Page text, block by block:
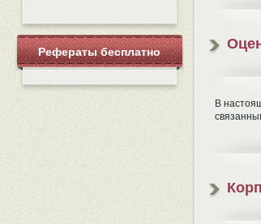
Рефераты бесплатно
В